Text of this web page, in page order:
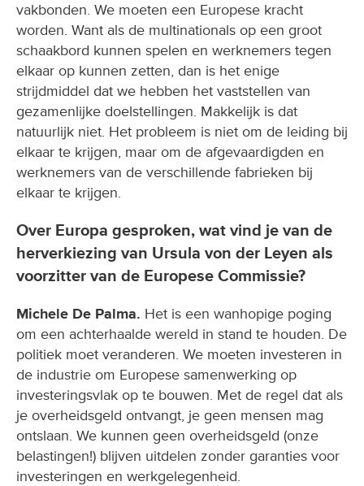
vakbonden. We moeten een Europese kracht
worden. Want als de multinationals op een groot
schaakbord kunnen spelen en werknemers tegen
elkaar op kunnen zetten, dan is het enige
strijdmiddel dat we hebben het vaststellen van
gezamenlijke doelstellingen. Makkelijk is dat
natuurlijk niet. Het probleem is niet om de leiding bij
elkaar te krijgen, maar om de afgevaardigden en
werknemers van de verschillende fabrieken bij
elkaar te krijgen.
Over Europa gesproken, wat vind je van de
herverkiezing van Ursula von der Leyen als
voorzitter van de Europese Commissie?
Michele De Palma. Het is een wanhopige poging
om een achterhaalde wereld in stand te houden. De
politiek moet veranderen. We moeten investeren in
de industrie om Europese samenwerking op
investeringsvlak op te bouwen. Met de regel dat als
je overheidsgeld ontvangt, je geen mensen mag
ontslaan. We kunnen geen overheidsgeld (onze
belastingen!) blijven uitdelen zonder garanties voor
investeringen en werkgelegenheid.